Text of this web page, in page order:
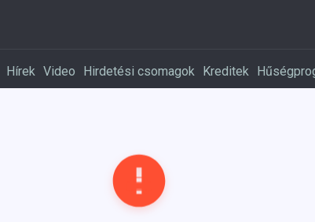
Hírek Video Hirdetési csomagok Kreditek